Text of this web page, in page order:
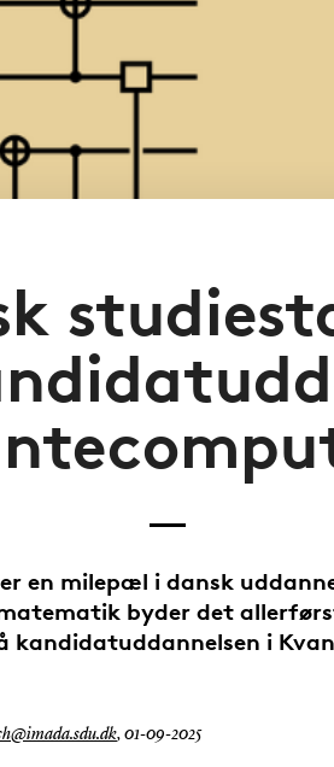
en milepæl i dansk
byder det
kandidatuddannelsen i
, 01-09-2025